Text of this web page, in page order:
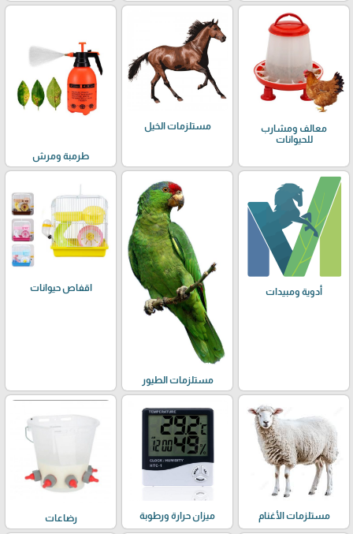
معالف ومشارب
للحيوانات
مستلزمات الخيل
طرمبة ومرش
أدوية ومبيدات
مستلزمات الطيور
اقفاص حيوانات
مستلزمات الأغنام ميزان حرارة ورطوبة رضاعات